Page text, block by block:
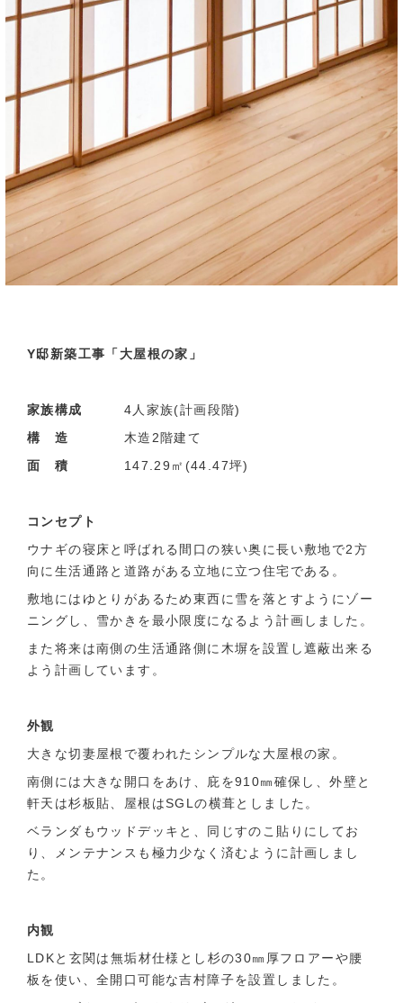
Y邸新築工事「大屋根の家」
家族構成 4人家族(計画段階)
構 造
木造2階建て
面 積 147.29㎡(44.47坪)
コンセプト
ウナギの寝床と呼ばれる間口の狭い奥に長い敷地で2方
向に生活通路と道路がある立地に立つ住宅である。
敷地にはゆとりがあるため東西に雪を落とすようにゾー
ニングし、雪かきを最小限度になるよう計画しました。
また将来は南側の生活通路側に木塀を設置し遮蔽出来る
よう計画しています。
外観
大きな切妻屋根で覆われたシンプルな大屋根の家。
南側には大きな開口をあけ、庇を910㎜確保し、外壁と
軒天は杉板貼、屋根はSGLの横葺としました。
ベランダもウッドデッキと、同じすのこ貼りにしてお
り、メンテナンスも極力少なく済むように計画しまし
た。
内観
LDKと玄関は無垢材仕様とし杉の30㎜厚フロアーや腰
板を使い、全開口可能な吉村障子を設置しました。